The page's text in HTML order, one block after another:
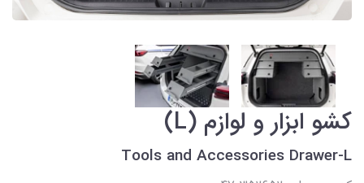
کشو ابزار و لوازم (L)
Tools and Accessories Drawer-L